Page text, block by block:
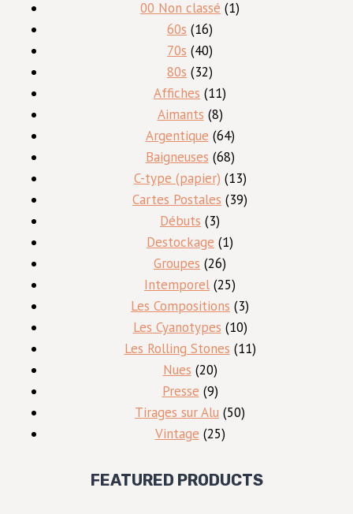
00 Non classé 11
60s 1616
produits
70s 4040
produits
80s 3232
produits
Affiches 1111
produits
Aimants 88
produits
Argentique 6464
produits
Baigneuses 6868
produits
C-type (papier) 1313
produits
Cartes Postales 3939
Débuts 33
produits
Destockage 11
Groupes 2626
produits
Intemporel 2525
produits
Les Compositions 33
produits
Les Cyanotypes 1010
produits
Les Rolling Stones 1111
Nues 2020
produits
Presse 99
produits
Tirages sur Alu 5050
Vintage 2525
FEATURED PRODUCTS